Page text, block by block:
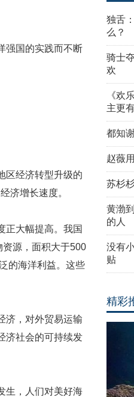
强国的实践而不断
区经济转型升级的
济增长速度。
正大幅提高。我国
源，面积大于500
的海洋利益。这些
济，对外贸易运输
济社会的可持续发
生，人们对美好海
独舌
么？
骑士
欢
《欢
主更
都知
赵薇
苏杉
黄渤
的人
没有
贴
精彩